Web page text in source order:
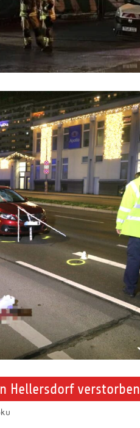
Hellersdorf verstorben